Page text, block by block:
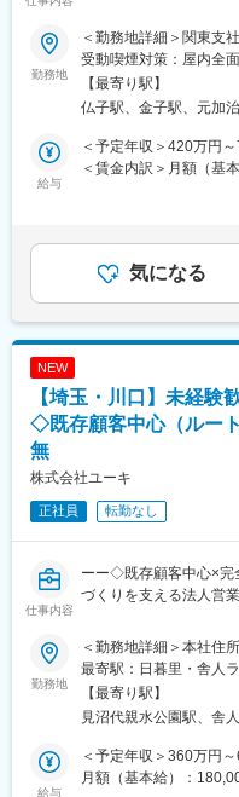
そのため材料に無駄が
ラルに向けてニーズの
■当社の特徴：
金属粉末を圧縮し高温
です。
軸受及び機械構造部品
特に自動車や電動工具
変更の範囲：会社の定め
【お客様に寄り添った
・「売り込む営業」で
調整役として活躍いた
・ノルマを追ったり、
望通りに製品が完成す
しながら納期や費用の
・お客様からのご相談
～文系・未経験でも安
（1）入社後約3ヶ月間
Ｌ当社の製品である、
（3）まずは簡単なリピ
き継ぎ
（4）DXツールやAIを
良く知識を身につけられ
・担当するお客様は長
・お客様から設備や製
・ヒアリング内容を社
依頼します
・技術的な対応は設計
なぐ窓口として調整を行
・見積作成や納期管理
□詳細
勤務地
＜勤務地詳細＞関東支
受動喫煙対策：屋内全
【最寄り駅】
仏子駅、金子駅、元加
給与
＜予定年収＞420万円
＜賃金内訳＞月額（基
＞※給与詳細は、年齢
2回（平均5.5ヶ月）
ル年収例：・年収640
710万円 ／ 45歳 技術
営業／役職手当など賃
表記です。
気になる
NEW
【埼玉・川口】未経験
◇既存顧客中心（ルー
無
株式会社ユーキ
正社員 転勤なし
仕事内容
ーー◇既存顧客中心×完
づくりを支える法人営
へ。お客様の課題解決
■仕事概要：
食品（練り製品・あん
装機械の開発・製造・
おいて、包装機械の販
動をご担当いただきま
勤務地
＜勤務地詳細＞本社住
最寄駅：日暮里・舎人
策：敷地内喫煙可能場
【最寄り駅】
見沼代親水公園駅、舎
給与
＜予定年収＞360万円
月額（基本給）：